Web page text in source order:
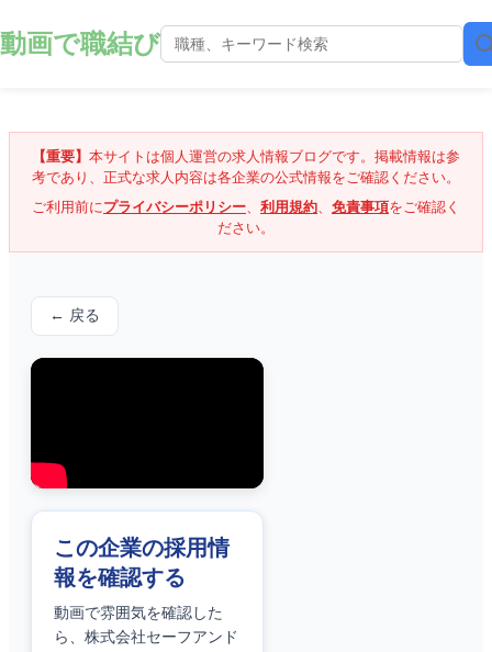
動画で職結び
【重要】 本サイトは個人運営の求人情報ブログです。掲載情報は参
考であり、正式な求人内容は各企業の公式情報をご確認ください。
ご利用前にプライバシーポリシー、 利用規約、 免責事項をご確認く
ださい。
← 戻る
この企業の採用情
報を確認する
動画で雰囲気を確認した
ら、 株式会社セーフアンド